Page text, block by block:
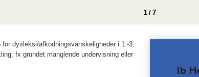
1 / 7
dysleksi/afkodningsvanskeligheder i 1.-3.
fx grundet manglende undervisning eller